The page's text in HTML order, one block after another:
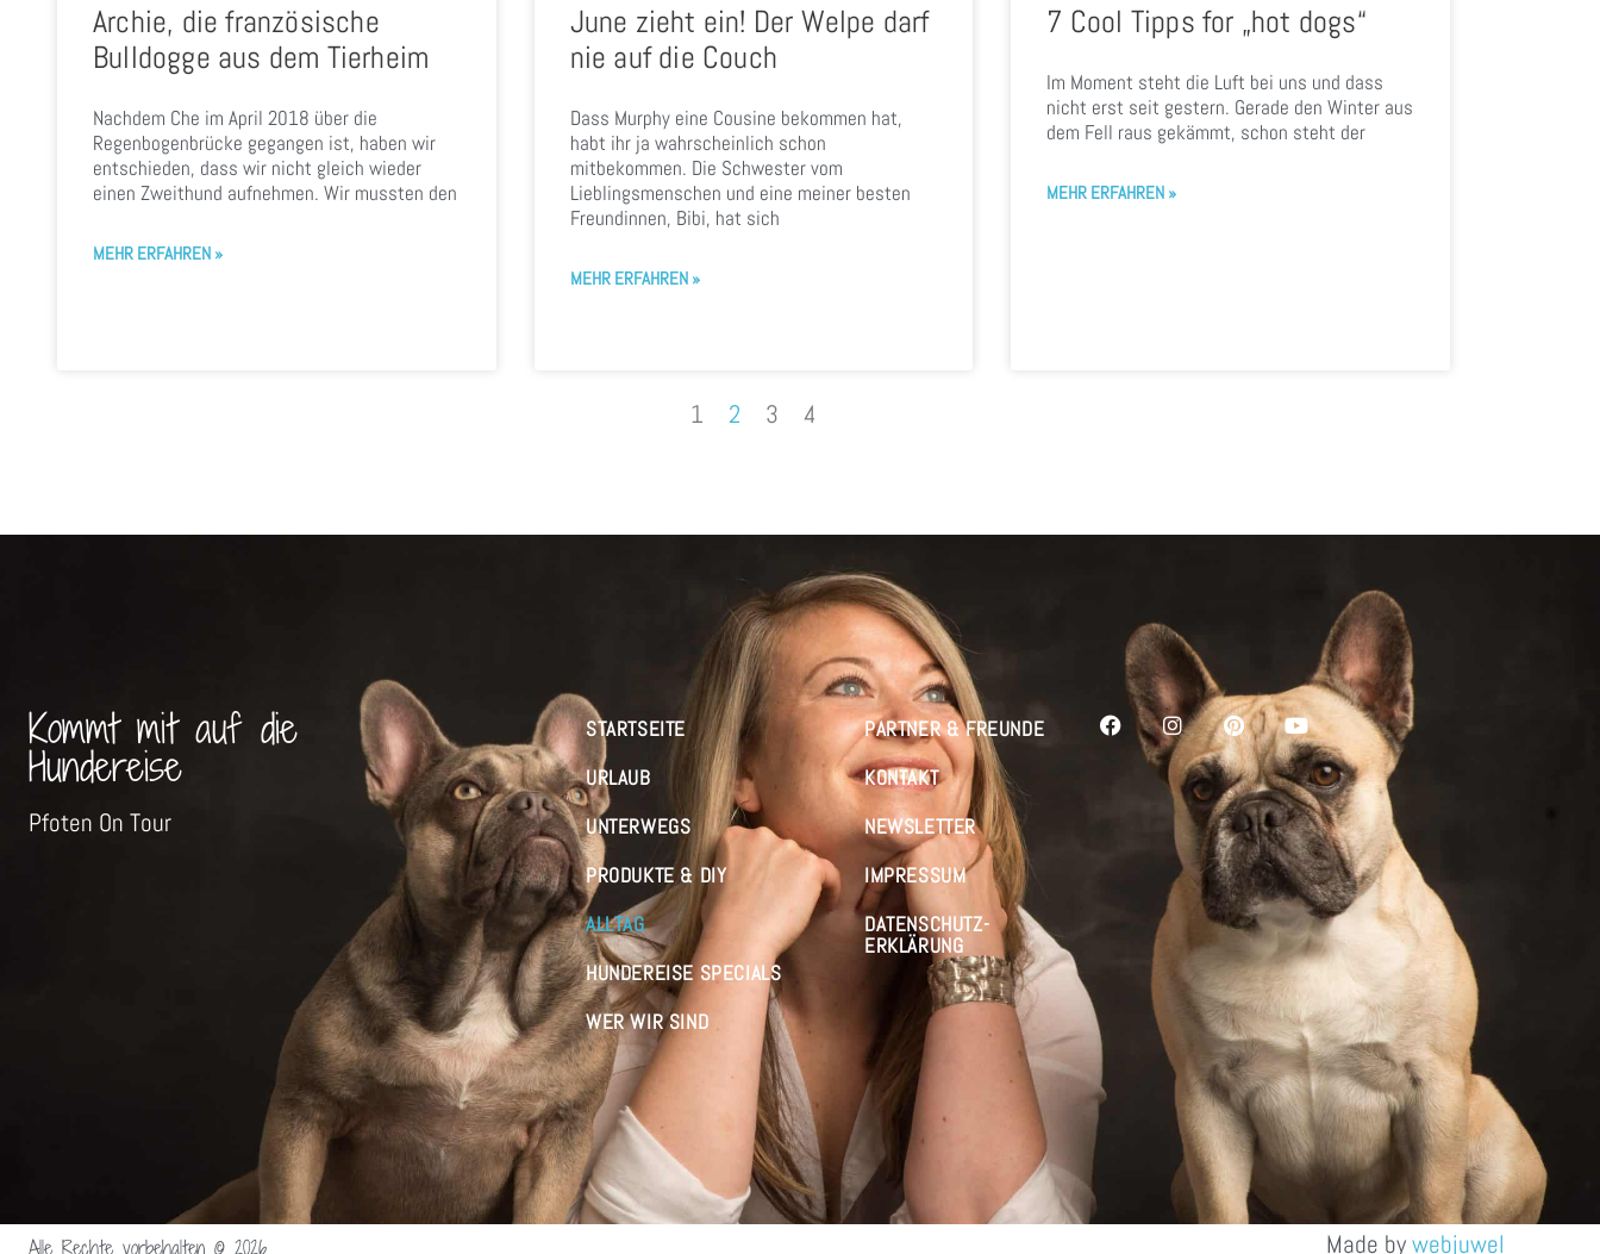
Archie, die französische
Bulldogge aus dem Tierheim
Nachdem Che im April 2018 über die
Regenbogenbrücke gegangen ist, haben wir
entschieden, dass wir nicht gleich wieder
einen Zweithund aufnehmen. Wir mussten den
MEHR ERFAHREN »
June zieht ein! Der Welpe darf
nie auf die Couch
Dass Murphy eine Cousine bekommen hat,
habt ihr ja wahrscheinlich schon
mitbekommen. Die Schwester vom
Lieblingsmenschen und eine meiner besten
Freundinnen, Bibi, hat sich
MEHR ERFAHREN »
7 Cool Tipps for „hot dogs“
Im Moment steht die Luft bei uns und dass
nicht erst seit gestern. Gerade den Winter aus
dem Fell raus gekämmt, schon steht der
MEHR ERFAHREN »
1 2 3 4
Kommt mit auf die
Hundereise
Pfoten On Tour
STARTSEITE
URLAUB
UNTERWEGS
PRODUKTE & DIY
ALLTAG
HUNDEREISE SPECIALS
WER WIR SIND
PARTNER & FREUNDE
KONTAKT
NEWSLETTER
IMPRESSUM
DATENSCHUTZ-
ERKLÄRUNG
Alle Rechte vorbehalten © 2026 Made bywebjuwel